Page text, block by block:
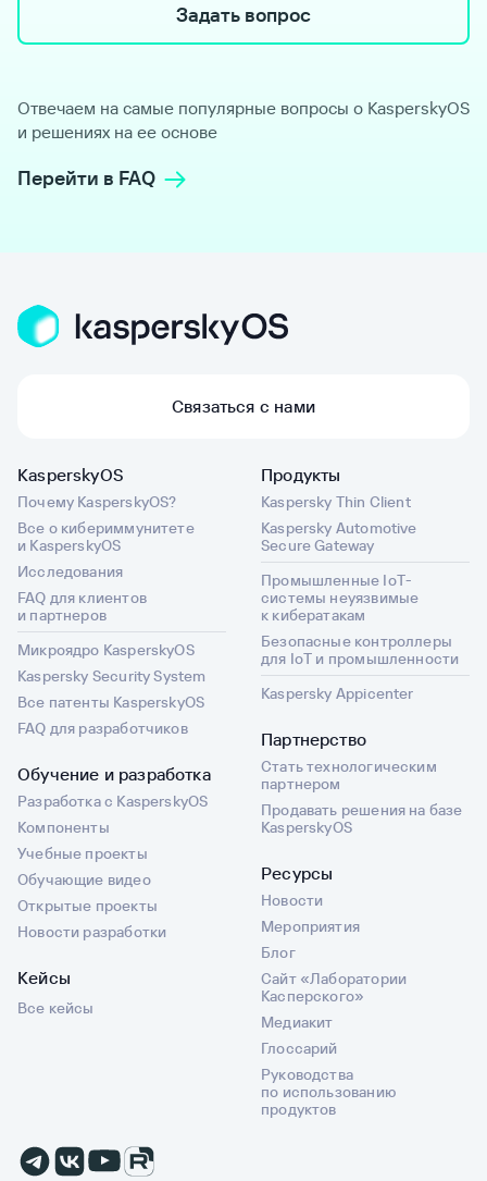
Задать вопрос
Отвечаем на самые популярные вопросы о KasperskyOS
и решениях на ее основе
Перейти в FAQ
Связаться с нами
KasperskyOS
Почему KasperskyOS?
Все о кибериммунитете
и KasperskyOS
Исследования
FAQ для клиентов
и партнеров
Микроядро KasperskyOS
Kaspersky Security System
Все патенты KasperskyOS
FAQ для разработчиков
Обучение и разработка
Разработка с KasperskyOS
Компоненты
Учебные проекты
Обучающие видео
Открытые проекты
Новости разработки
Кейсы
Все кейсы
Продукты
Kaspersky Thin Client
Kaspersky Automotive
Secure Gateway
Промышленные IoT-
системы неуязвимые
к кибератакам
Безопасные контроллеры
для IoT и промышленности
Kaspersky Appicenter
Партнерство
Стать технологическим
партнером
Продавать решения на базе
KasperskyOS
Ресурсы
Новости
Мероприятия
Блог
Сайт «Лаборатории
Касперского»
Медиакит
Глоссарий
Руководства
по использованию
продуктов